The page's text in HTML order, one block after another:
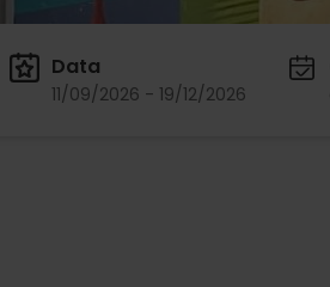
Data
11/09/2026 - 19/12/2026